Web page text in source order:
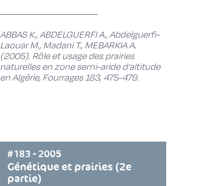
ABBAS K., ABDELGUERFI A., Abdelguerfi-
Laouar M., Madani T., MEBARKIA A.
(2005). Rôle et usage des prairies
naturelles en zone semi-aride d’altitude
en Algérie, Fourrages 183, 475-479.
#183 - 2005
Génétique et prairies (2e
partie)